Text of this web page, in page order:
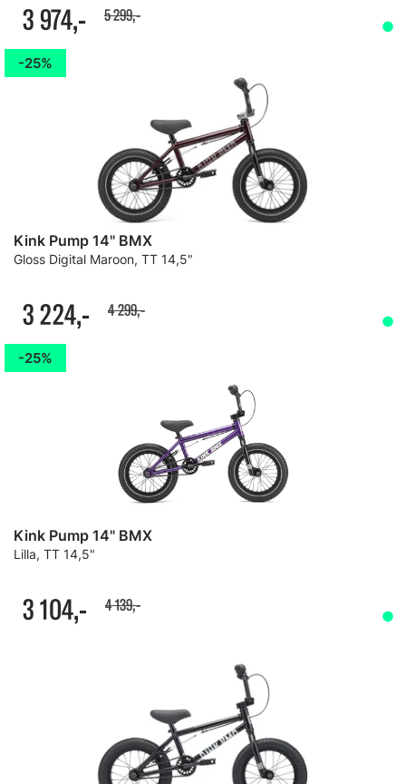
3 974,- 5 299,-
25%
Kink Pump 14" BMX
Gloss Digital Maroon, TT 14,5"
3 224,- 4 299,-
25%
Kink Pump 14" BMX
Lilla, TT 14,5"
3 104,- 4 139,-